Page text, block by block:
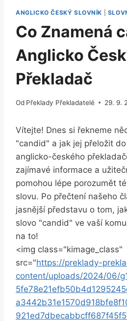
ANGLICKO ČESKÝ SLOVNÍK
Co Znamená
Anglicko
Překladač
Od Překlady Překladatelé 29. 9.
Vítejte! Dnes si řekneme
"candid" a jak jej přeložit
anglicko-českého
zajímavé informace a
pomohou lépe porozumět
slovu. Po přečtení našeho
jasnější představu o tom,
slovo "candid" ve vaší
na to!
<img class="kimage_class"
src="https://preklady-
content/uploads/2024/06/